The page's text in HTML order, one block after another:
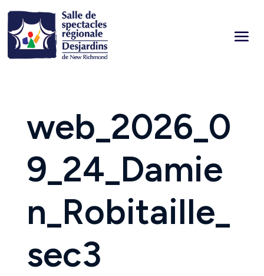
web_2026_0
9_24_Damie
n_Robitaille_
sec3